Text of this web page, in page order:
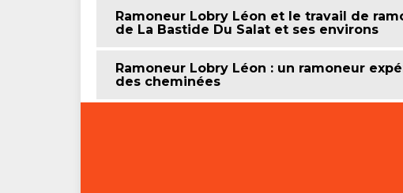
Ramoneur Lobry Léon et le travail de
de La Bastide Du Salat et ses environs
Ramoneur Lobry Léon : un ramoneur
des cheminées